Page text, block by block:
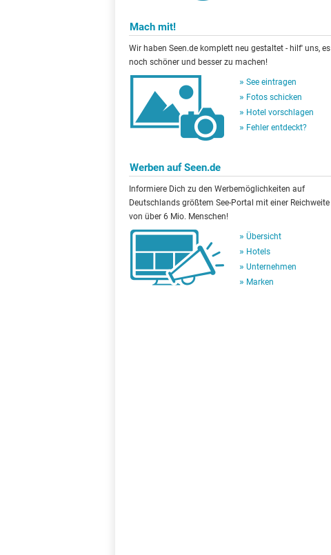
Mach mit!
Wir haben Seen.de komplett neu gestaltet - hilf' uns, es
noch schöner und besser zu machen!
See eintragen
Fotos schicken
Hotel vorschlagen
Fehler entdeckt?
Werben auf Seen.de
Informiere Dich zu den Werbemöglichkeiten auf
Deutschlands größtem See-Portal mit einer Reichweite
von über 6 Mio. Menschen!
Übersicht
Hotels
Unternehmen
Marken